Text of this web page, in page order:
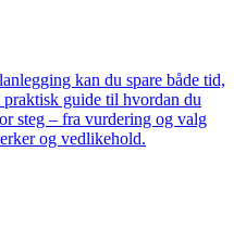
kan du spare både tid,
guide til hvordan du
steg – fra vurdering og valg
og vedlikehold.